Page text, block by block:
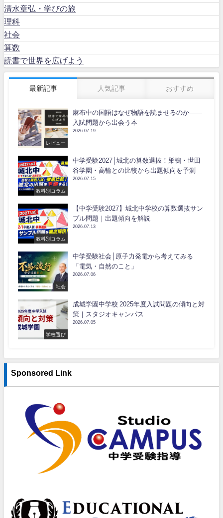
清水章弘・学びの旅
理科
社会
算数
読書で世界を広げよう
最新記事 人気記事 おすすめ
レビュー
麻布中の国語はなぜ物語を読ませるのか――
入試問題から出会う本
2026.07.19
教科別コラム
中学受験2027│城北の算数選抜！巣鴨・世田
谷学園・高輪との比較から出題傾向を予測
2026.07.15
教科別コラム
【中学受験2027】城北中学校の算数選抜サン
プル問題｜出題傾向を解説
2026.07.13
社会
中学受験社会│原子力発電から考えてみる
「電気・自然のこと」
2026.07.06
学校選び
成城学園中学校 2025年度入試問題の傾向と対
策｜スタジオキャンパス
2026.07.05
Sponsored Link